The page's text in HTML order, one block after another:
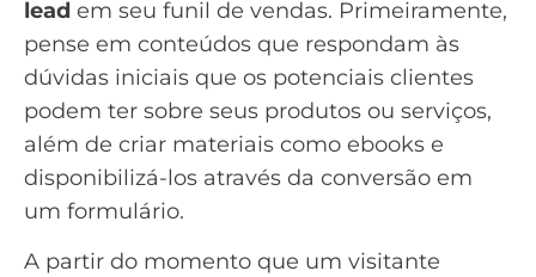
lead em seu funil de vendas. Primeiramente,
pense em conteúdos que respondam às
dúvidas iniciais que os potenciais clientes
podem ter sobre seus produtos ou serviços,
além de criar materiais como ebooks e
disponibilizá-los através da conversão em
um formulário.
A partir do momento que um visitante